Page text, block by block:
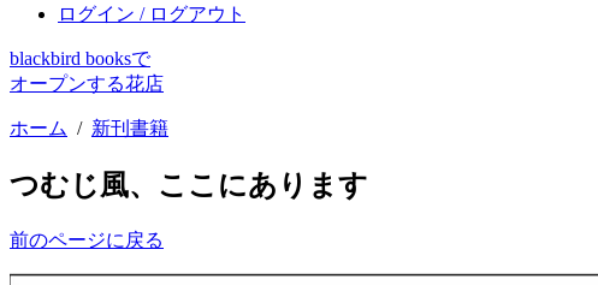
ログイン / ログアウト
blackbird booksで
オープンする花店
ホーム / 新刊書籍
つむじ風、ここにあります
前のページに戻る